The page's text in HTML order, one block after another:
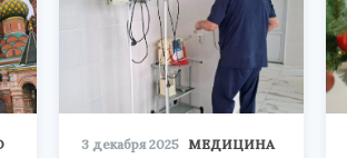
3 декабря 2025 МЕДИЦИНА